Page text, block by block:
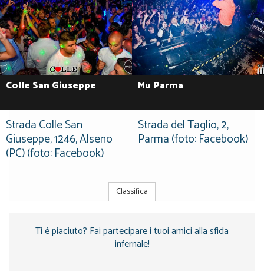
Colle San Giuseppe
Strada Colle San
Giuseppe, 1246, Alseno
(PC) (foto: Facebook)
Mu Parma
Strada del Taglio, 2,
Parma (foto: Facebook)
Classifica
Ti è piaciuto? Fai partecipare i tuoi amici alla sfida
infernale!